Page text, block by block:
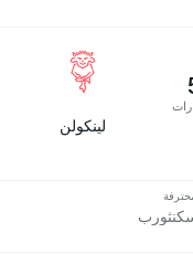
لينكولن